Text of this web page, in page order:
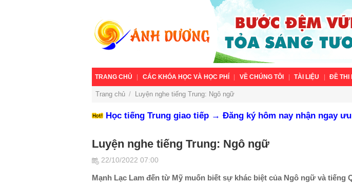
TRANG CHỦ CÁC KHÓA HỌC VÀ HỌC PHÍ VỀ CHÚNG TÔI TÀI LIỆU ĐỀ THI
Trang chủ / Luyện nghe tiếng Trung: Ngô ngữ
Học tiếng Trung giao tiếp → Đăng ký hôm nay nhận ngay
Luyện nghe tiếng Trung: Ngô ngữ
22/10/2022 07:00
Mạnh Lạc Lam đến từ Mỹ muốn biết sự khác biệt của Ngô ngữ và tiếng